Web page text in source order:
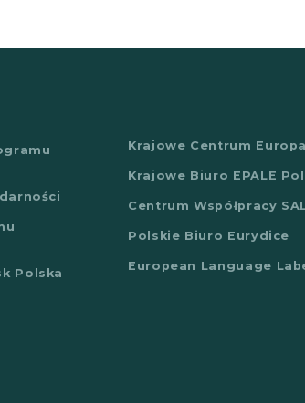
Polska
Krajowe Centrum
Krajowe Biuro EPALE
Centrum Współpracy
Polskie Biuro Eurydice
European Language